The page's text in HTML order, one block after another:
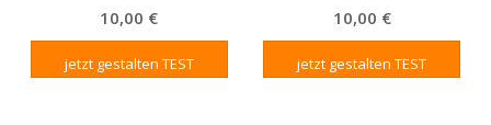
10,00 €
jetzt gestalten
10,00 €
jetzt gestalten